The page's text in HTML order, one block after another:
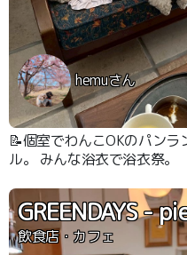
hemuさん
📝個室でわんこOKのパン
ル。 みんな浴衣で浴衣祭。
GREENDAYS -
飲食店・カフェ